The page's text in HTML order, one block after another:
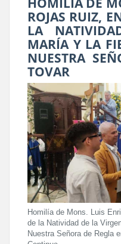
ROJAS RUIZ,
LA
MARÍA Y LA
NUESTRA
TOVAR
Homilía de Mons. Luis
de la Natividad de la
Nuestra Señora de Regla